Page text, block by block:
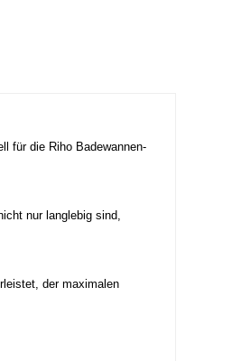
für die Riho Badewannen-
nur langlebig sind,
der maximalen